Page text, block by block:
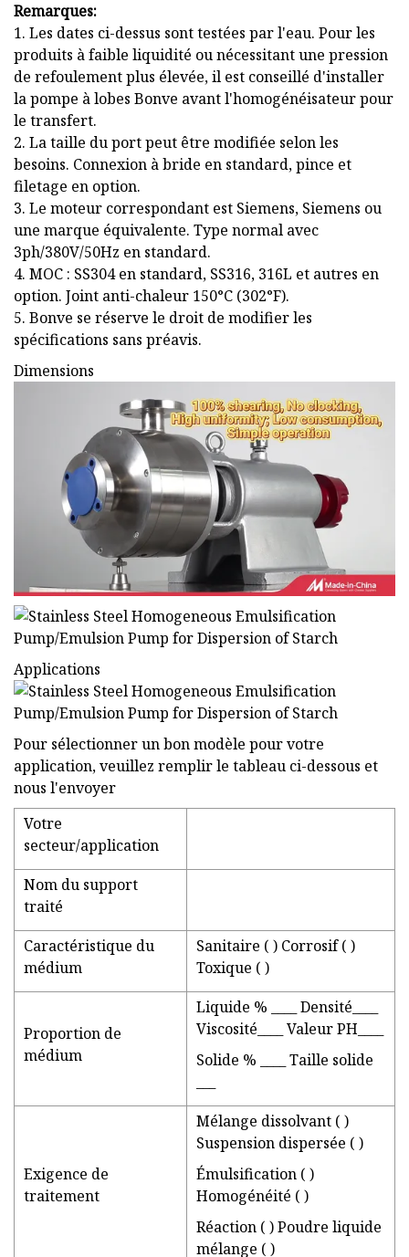
Remarques:
1. Les dates ci-dessus sont testées par l'eau. Pour les
produits à faible liquidité ou nécessitant une pression
de refoulement plus élevée, il est conseillé d'installer
la pompe à lobes Bonve avant l'homogénéisateur pour
le transfert.
2. La taille du port peut être modifiée selon les
besoins. Connexion à bride en standard, pince et
filetage en option.
3. Le moteur correspondant est Siemens, Siemens ou
une marque équivalente. Type normal avec
3ph/380V/50Hz en standard.
4. MOC : SS304 en standard, SS316, 316L et autres en
option. Joint anti-chaleur 150°C (302°F).
5. Bonve se réserve le droit de modifier les
spécifications sans préavis.
Dimensions
Applications
Pour sélectionner un bon modèle pour votre
application, veuillez remplir le tableau ci-dessous et
nous l'envoyer
Votre
secteur/application
Nom du support
traité
Caractéristique du
médium
Sanitaire ( ) Corrosif ( )
Toxique ( )
Proportion de
médium
Liquide % ____ Densité____
Viscosité____ Valeur PH____
Solide % ____ Taille solide
Exigence de
traitement
Mélange dissolvant ( )
Suspension dispersée ( )
Émulsification ( )
Homogénéité ( )
Réaction ( ) Poudre liquide
mélange ( )